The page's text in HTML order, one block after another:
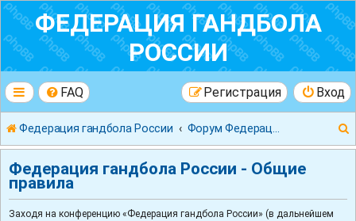
ФЕДЕРАЦИЯ ГАНДБОЛА
РОССИИ
FAQ Вход
Регистрация
Федерация гандбола России
Федерация гандбола России - Общие
правила
Заходя на конференцию «Федерация гандбола России» (в дальнейшем